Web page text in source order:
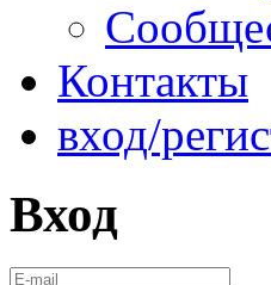
Контакты
вход/
Вход